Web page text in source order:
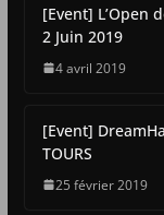
[Event] L’Open
2 Juin 2019
4 avril 2019
[Event]
TOURS
25 février 2019